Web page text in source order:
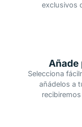
exclusivos
Selecciona
añádelos a